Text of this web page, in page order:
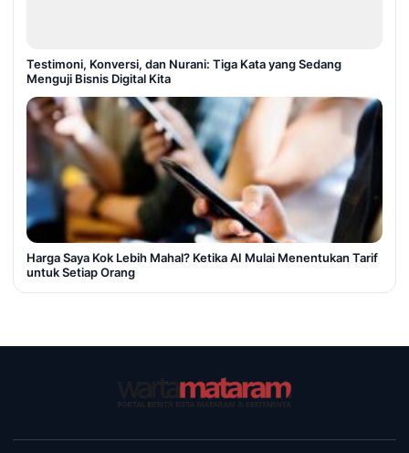
Testimoni, Konversi, dan Nurani: Tiga Kata yang Sedang
Menguji Bisnis Digital Kita
Harga Saya Kok Lebih Mahal? Ketika AI Mulai Menentukan Tarif
untuk Setiap Orang